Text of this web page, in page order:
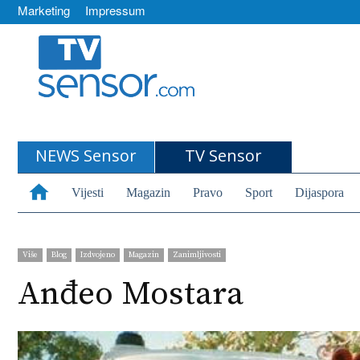
Marketing Impressum
NEWS Sensor TV Sensor
Vijesti Magazin Pravo Sport Dijaspora
Više Blog Izdvojeno Magazin Zanimljivosti
Anđeo Mostara